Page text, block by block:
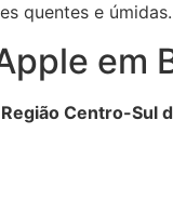
quentes e úmidas.
em
Centro-Sul